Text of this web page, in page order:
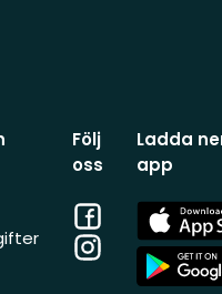
Följ
oss
Facebook
Instagram
Ladda
app
App
Store
App
Store